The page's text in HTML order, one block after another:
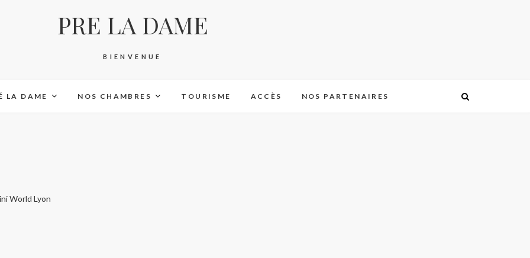
PRE LA DAME
BIENVENUE
LA DAME NOS CHAMBRES TOURISME ACCÈS NOS PARTENAIRES